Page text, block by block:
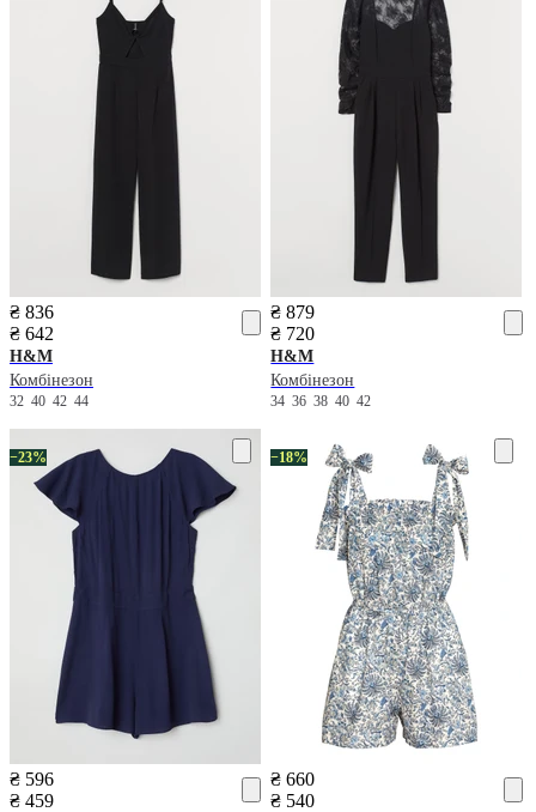
₴ 836
₴ 642
H&M
Комбінезон
32 40 42 44
₴ 879
₴ 720
H&M
Комбінезон
3436384042
−23%
₴ 596
₴ 459
−18%
₴ 660
₴ 540